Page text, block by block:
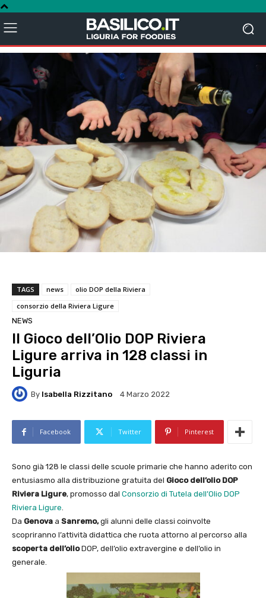
TAGS news
olio DOP della Riviera
consorzio della Riviera Ligure
NEWS
Il Gioco dell’Olio DOP Riviera
Ligure arriva in 128 classi in
Liguria
By Isabella Rizzitano 4 Marzo 2022
Facebook Twitter Pinterest
Sono già 128 le classi delle scuole primarie che hanno aderito con
entusiasmo alla distribuzione gratuita del Gioco dell’olio DOP
Riviera Ligure, promosso dal Consorzio di Tutela dell’Olio DOP
Riviera Ligure.
Da Genova a Sanremo,gli alunni delle classi coinvolte
scopriranno l’attività didattica che ruota attorno al percorso alla
scoperta dell’olioDOP, dell’olio extravergine e dell’olio in
generale.